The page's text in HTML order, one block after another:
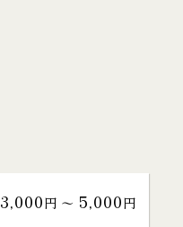
3,000円 〜 5,000円